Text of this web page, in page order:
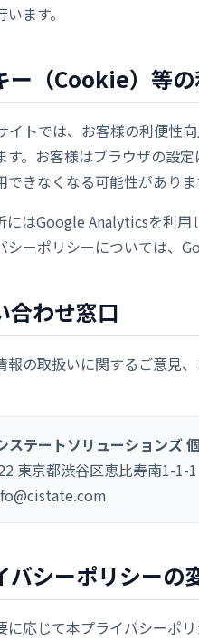
ます。
ー（Cookie）等の
イトでは、お客様の利便性
す。お客様はブラウザの設
できなくなる可能性がありま
にはGoogle Analyticsを利
シーポリシーについては、
合わせ窓口
報の取扱いに関するご意見
ステートソリューションズ
東京都渋谷区恵比寿南1-1-
バシーポリシーの
に応じて本プライバシーポ